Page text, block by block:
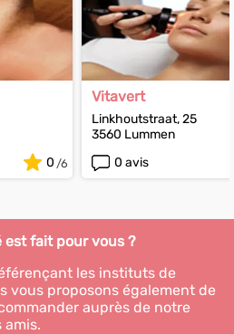
0
Vitavert
Linkhoutstraat, 25
3560 Lummen
0 avis
fait pour vous ?
les instituts de
vous proposons également de
auprès de notre
amis.